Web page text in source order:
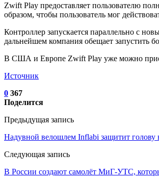
Zwift Play предоставляет пользователю
образом, чтобы пользователь мог
Контроллер запускается параллельно с
дальнейшем компания обещает запустить
В США и Европе Zwift Play уже можно
Источник
0 367
Поделится
Предыдущая запись
Надувной велошлем Inflabi защитит
Следующая запись
В России создают самолёт МиГ-УТС,